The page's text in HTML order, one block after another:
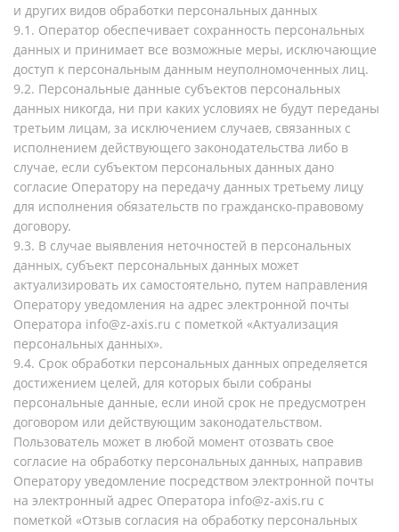
и других видов обработки персональных данных
9.1. Оператор обеспечивает сохранность персональных
данных и принимает все возможные меры, исключающие
доступ к персональным данным неуполномоченных лиц.
9.2. Персональные данные субъектов персональных
данных никогда, ни при каких условиях не будут переданы
третьим лицам, за исключением случаев, связанных с
исполнением действующего законодательства либо в
случае, если субъектом персональных данных дано
согласие Оператору на передачу данных третьему лицу
для исполнения обязательств по гражданско-правовому
договору.
9.3. В случае выявления неточностей в персональных
данных, субъект персональных данных может
актуализировать их самостоятельно, путем направления
Оператору уведомления на адрес электронной почты
Оператора info@z-axis.ru с пометкой «Актуализация
персональных данных».
9.4. Срок обработки персональных данных определяется
достижением целей, для которых были собраны
персональные данные, если иной срок не предусмотрен
договором или действующим законодательством.
Пользователь может в любой момент отозвать свое
согласие на обработку персональных данных, направив
Оператору уведомление посредством электронной почты
на электронный адрес Оператора info@z-axis.ru с
пометкой «Отзыв согласия на обработку персональных